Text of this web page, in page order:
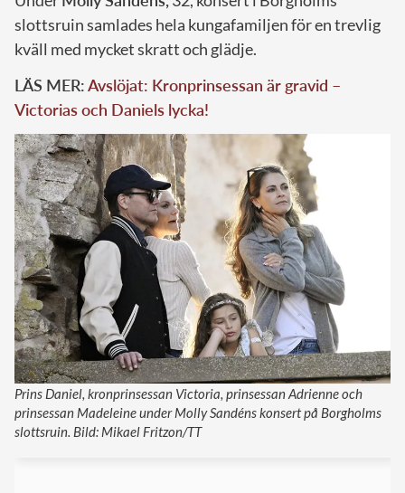
slottsruin samlades hela kungafamiljen för en trevlig
kväll med mycket skratt och glädje.
LÄS MER:Avslöjat: Kronprinsessan är gravid –
Victorias och Daniels lycka!
Prins Daniel, kronprinsessan Victoria, prinsessan Adrienne och
prinsessan Madeleine under Molly Sandéns konsert på Borgholms
slottsruin. Bild: Mikael Fritzon/TT